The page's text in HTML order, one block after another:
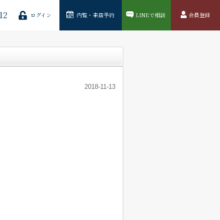
ログイン 内覧・来店予約 LINEで相談 会員登録
2018-11-13